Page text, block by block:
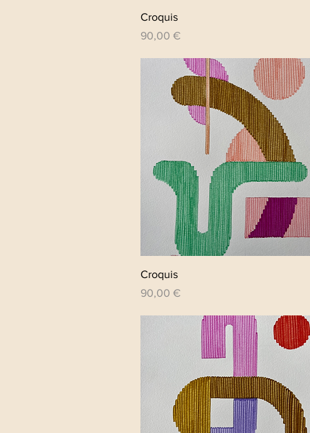
Croquis
Prix
90,00 €
Croquis
Prix
90,00 €